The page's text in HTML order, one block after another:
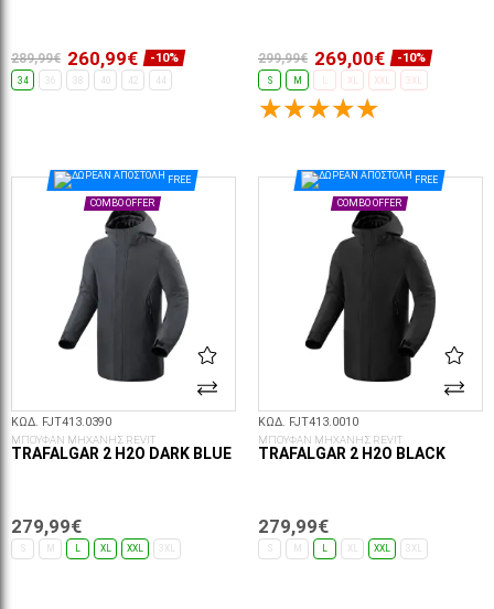
289,99€ 260,99€ -10%
34 36 38 40 42 44
299,99€ 269,00€ -10%
S M XL XXL 3XL
FREE
COMBO OFFER
ΚΩΔ. FJT413.0390
ΜΠΟΥΦΑΝ ΜΗΧΑΝΗΣ REVIT
TRAFALGAR 2 H2O DARK BLUE
279,99€
S L XL XXL 3XL
FREE
COMBO OFFER
ΚΩΔ. FJT413.0010
ΜΠΟΥΦΑΝ ΜΗΧΑΝΗΣ REVIT
TRAFALGAR 2 H2O BLACK
279,99€
S L XL XXL 3XL